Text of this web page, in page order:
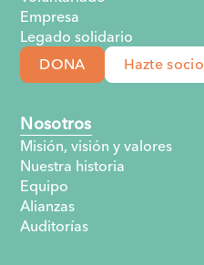
Nosotros
Misión, visión y valores
Nuestra historia
Equipo
Alianzas
Auditorías
Empresa
Legado solidario
DONA Hazte socio